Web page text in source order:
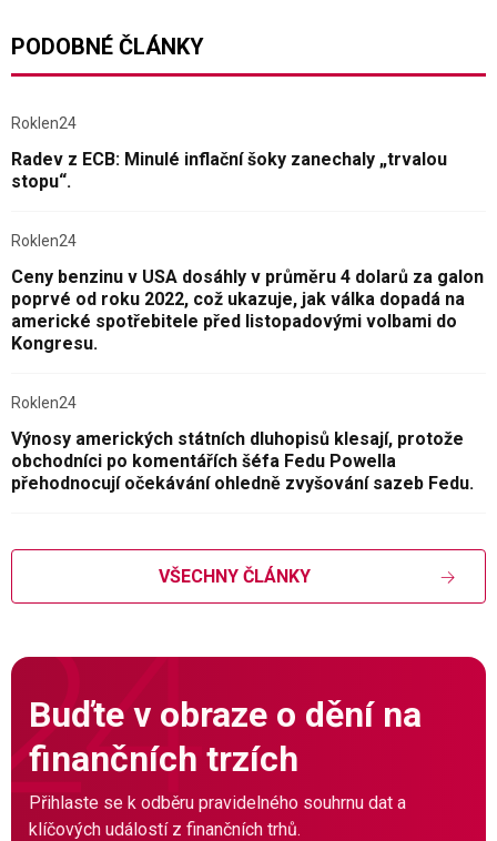
PODOBNÉ ČLÁNKY
Roklen24
Radev z ECB: Minulé inflační šoky zanechaly „trvalou
stopu“.
Roklen24
Ceny benzinu v USA dosáhly v průměru 4 dolarů za galon
poprvé od roku 2022, což ukazuje, jak válka dopadá na
americké spotřebitele před listopadovými volbami do
Kongresu.
Roklen24
Výnosy amerických státních dluhopisů klesají, protože
obchodníci po komentářích šéfa Fedu Powella
přehodnocují očekávání ohledně zvyšování sazeb Fedu.
VŠECHNY ČLÁNKY
Buďte v obraze o dění na
finančních trzích
Přihlaste se k odběru pravidelného souhrnu dat a
klíčových událostí z finančních trhů.